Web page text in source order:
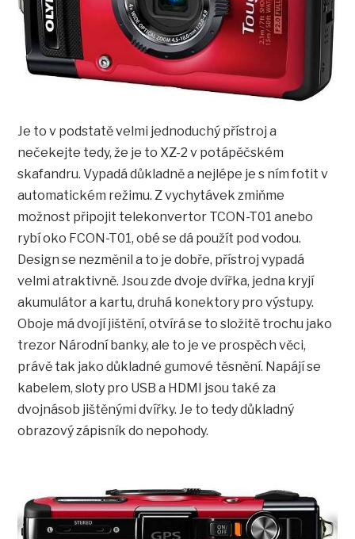
Je to v podstatě velmi jednoduchý přístroj a
nečekejte tedy, že je to XZ-2 v potápěčském
skafandru. Vypadá důkladně a nejlépe je s ním fotit v
automatickém režimu. Z vychytávek zmiňme
možnost připojit telekonvertor TCON-T01 anebo
rybí oko FCON-T01, obé se dá použít pod vodou.
Design se nezměnil a to je dobře, přístroj vypadá
velmi atraktivně. Jsou zde dvoje dvířka, jedna kryjí
akumulátor a kartu, druhá konektory pro výstupy.
Oboje má dvojí jištění, otvírá se to složitě trochu jako
trezor Národní banky, ale to je ve prospěch věci,
právě tak jako důkladné gumové těsnění. Napájí se
kabelem, sloty pro USB a HDMI jsou také za
dvojnásob jištěnými dvířky. Je to tedy důkladný
obrazový zápisník do nepohody.